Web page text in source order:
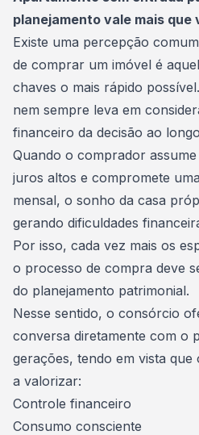
planejamento vale mais que
Existe uma percepção
de comprar um imóvel é
chaves o mais rápido
nem sempre leva em
financeiro da decisão ao
Quando o comprador
juros altos e compromete
mensal, o sonho da casa
gerando dificuldades
Por isso, cada vez mais os
o processo de compra deve
do planejamento patrimonial.
Nesse sentido, o consórcio
conversa diretamente com o
gerações, tendo em vista que
a valorizar:
Controle financeiro
Consumo consciente